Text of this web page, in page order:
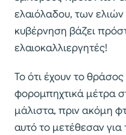
ελαιόλαδου, των
κυβέρνηση βάζει
ελαιοκαλλιεργητές!
Το ότι έχουν το
φορομπηχτικά μέτρα
μάλιστα, πριν ακόμη
αυτό το μετέθεσαν για